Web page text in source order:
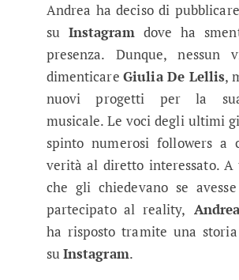
Andrea ha deciso di
su Instagramdove ha
presenza. Dunque, nessun
dimenticareGiulia De Lellis,
nuovi progetti per la
musicale. Le voci degli ultimi
spinto numerosi followers a
verità al diretto interessato.
che gli chiedevano se
partecipato al reality,
ha risposto tramite una
suInstagram.